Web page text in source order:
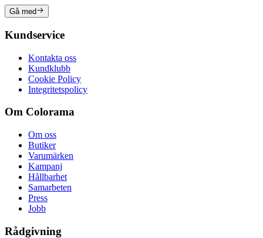
Gå med
Kundservice
Kontakta oss
Kundklubb
Cookie Policy
Integritetspolicy
Om Colorama
Om oss
Butiker
Varumärken
Kampanj
Hållbarhet
Samarbeten
Press
Jobb
Rådgivning